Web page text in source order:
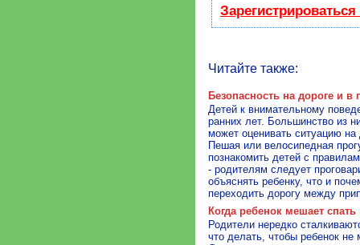
Читайте также:
Безопасность на дороге и в
Детей к внимательному
ранних лет. Большинство из
может оценивать ситуацию
Пешая или велосипедная
познакомить детей с
- родителям следует
объяснять ребенку, что и
переходить дорогу между
Когда ребенок мешает
Родители нередко
что делать, чтобы ребенок